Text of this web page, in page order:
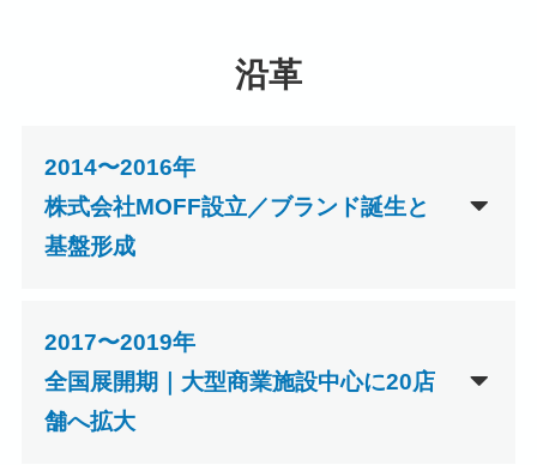
沿革
2014〜2016年
株式会社MOFF設立／ブランド誕生と
基盤形成
2017〜2019年
全国展開期｜大型商業施設中心に20店
舗へ拡大